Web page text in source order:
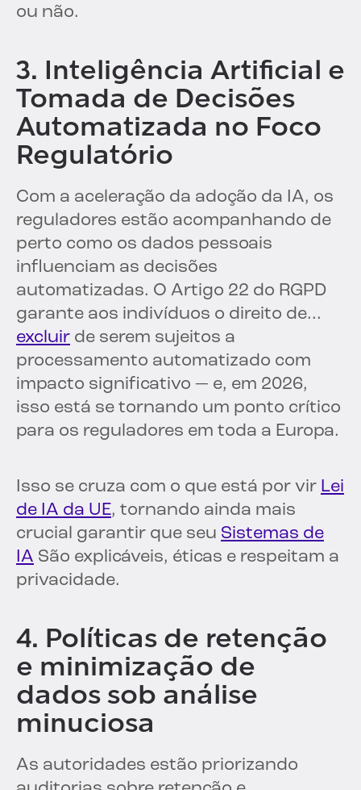
ou não.
3. Inteligência Artificial e
Tomada de Decisões
Automatizada no Foco
Regulatório
Com a aceleração da adoção da IA, os
reguladores estão acompanhando de
perto como os dados pessoais
influenciam as decisões
automatizadas. O Artigo 22 do RGPD
garante aos indivíduos o direito de...
excluir de serem sujeitos a
processamento automatizado com
impacto significativo — e, em 2026,
isso está se tornando um ponto crítico
para os reguladores em toda a Europa.
Isso se cruza com o que está por vir Lei
de IA da UE, tornando ainda mais
crucial garantir que seu Sistemas de
IA São explicáveis, éticas e respeitam a
privacidade.
4. Políticas de retenção
e minimização de
dados sob análise
minuciosa
As autoridades estão priorizando